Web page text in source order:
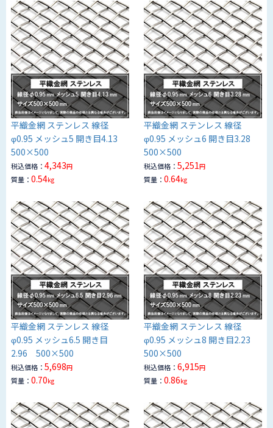
平織金網 ステンレス 線径
φ0.95 メッシュ5 開き目4.13
500×500
税込価格： 4,343円
質量： 0.54kg
平織金網 ステンレス 線径
φ0.95 メッシュ6 開き目3.28
500×500
税込価格：5,251円
質量：0.64kg
平織金網 ステンレス 線径
φ0.95 メッシュ6.5 開き目
2.96 500×500
税込価格： 5,698円
質量： 0.70kg
平織金網 ステンレス 線径
φ0.95 メッシュ8 開き目2.23
500×500
税込価格：6,915円
質量：0.86kg